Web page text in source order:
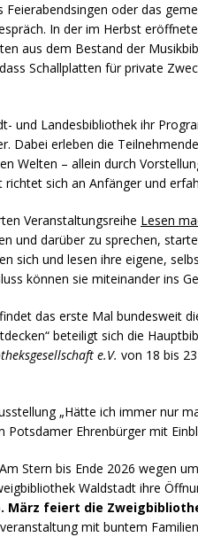
oder das
In der im Herbst
aus dem Bestand der
Schallplatten für private
und Landesbibliothek ihr
Dabei erleben die
Welten – allein durch
sich an Anfänger und
Veranstaltungsreihe Lesen
und darüber zu sprechen,
sich und lesen ihre eigene,
können sie miteinander ins
das erste Mal bundesweit
beteiligt sich die
e.V. von 18 bis
„Hätte ich immer nur
Potsdamer Ehrenbürger mit
Stern bis Ende 2026 wegen
Waldstadt ihre
März feiert die
mit buntem